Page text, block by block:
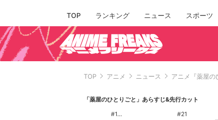
TOP ランキング ニュース スポーツ
TOP アニメ ニュース アニメ『薬屋
「薬屋のひとりごと」あらすじ&先行カット
#1
#21